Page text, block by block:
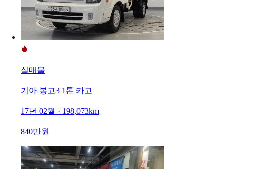
실매물
기아 봉고3 1톤 카고
17년 02월 · 198,073km
840만원